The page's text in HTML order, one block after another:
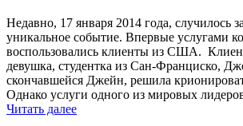
Недавно, 17 января 2014 года, случилось
уникальное событие. Впервые услугами
воспользовались клиенты из США.
девушка, студентка из Сан-Франциско,
скончавшейся Джейн, решила
Однако услуги одного из мировых
Читать далее